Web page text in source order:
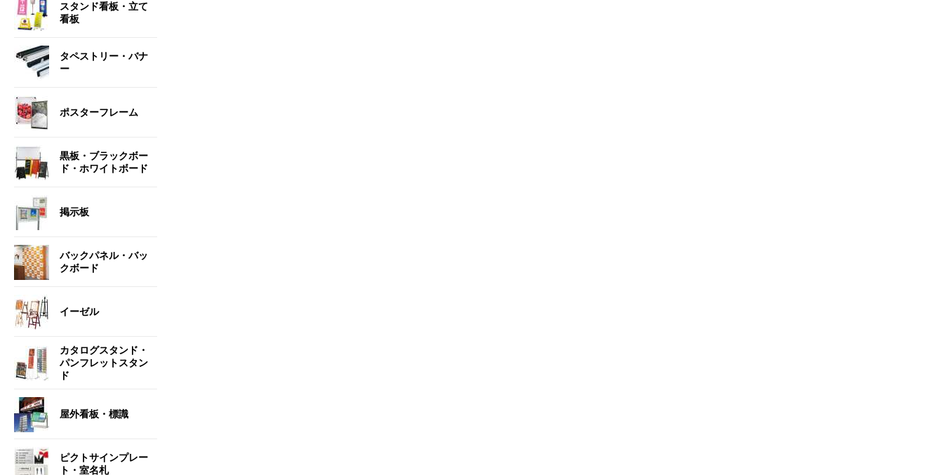
スタンド看板・立て
看板
タペストリー・バナ
ー
ポスターフレーム
黒板・ブラックボー
ド・ホワイトボード
掲示板
バックパネル・バッ
クボード
イーゼル
カタログスタンド・
パンフレットスタン
ド
屋外看板・標識
ピクトサインプレー
ト・室名札